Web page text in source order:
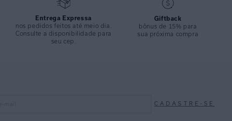
Inverno 2025
: 86% Poliamida 14% Elastano
Entrega Expressa
nos pedidos feitos até meio dia.
Consulte a disponibilidade para
seu cep.
Giftback
bônus de 15% para
sua próxima compra
CADASTRE-SE